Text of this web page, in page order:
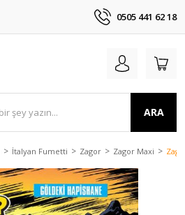
0505 441 62 18
ARA
İtalyan Fumetti Zagor Zagor Maxi